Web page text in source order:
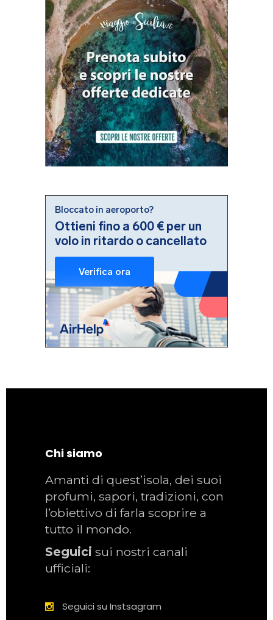
Chi siamo
Amanti di quest’isola, dei suoi
profumi, sapori, tradizioni, con
l’obiettivo di farla scoprire a
tutto il mondo.
Seguici sui nostri canali
ufficiali:
Seguici su Instsagram